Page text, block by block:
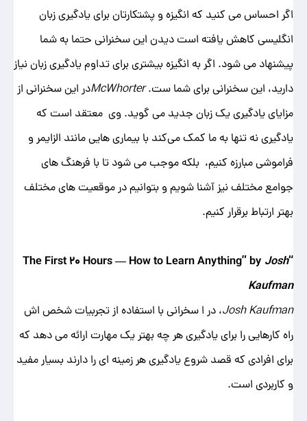
اگر احساس می کنید که انگیزه و پشتکارتان برای یادگیری زبان
انگلیسی کاهش یافته است دیدن این سخنرانی حتما به شما
پیشنهاد می شود. اگر به انگیزه بیشتری برای تداوم یادگیری زبان نیاز
دارید، این سخنرانی برای شما ست.McWhorterدر این سخنرانی از
مزایای یادگیری یک زبان جدید می‌ گوید. وی معتقد است که
یادگیری نه ‌تنها به ما کمک می‌کند با بیماری ‌هایی مانند الزایمر و
فراموشی مبارزه کنیم، بلکه موجب می شود تا با فرهنگ های
جوامع مختلف نیز آشنا شویم و بتوانیم در موقعیت های مختلف
بهتر ارتباط برقرار کنیم.
“The First 20 Hours — How to Learn Anything” by
Josh
Kaufman
Josh Kaufman، در ا سخرانی با استفاده از تجربیات شخص اش
راه کارهایی را برای یادگیری هر چه بهتر یک مهارت ارائه می دهد که
برای افرادی که قصد شروع یادگیری هر زمینه ای را دارند بسیار مفید
و کاربردی است.